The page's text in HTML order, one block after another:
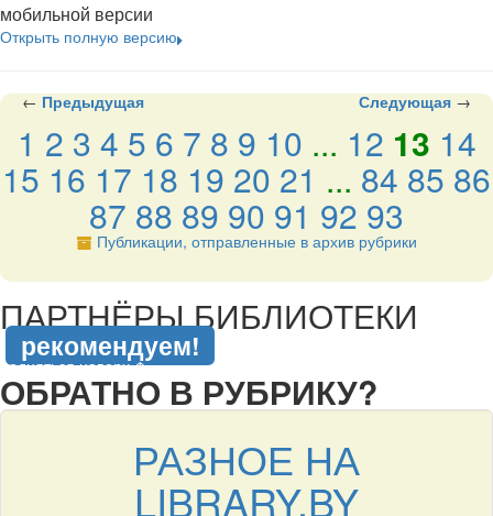
мобильной версии
Открыть полную версию
← Предыдущая Следующая →
1 2 3 4 5 6 7 8 9 10 ... 12 13 14
15 16 17 18 19 20 21 ... 84 85 86
87 88 89 90 91 92 93
Публикации, отправленные в архив рубрики
ПАРТНЁРЫ БИБЛИОТЕКИ
рекомендуем!
подняться наверх ↑
ОБРАТНО В РУБРИКУ?
РАЗНОЕ НА
LIBRARY.BY